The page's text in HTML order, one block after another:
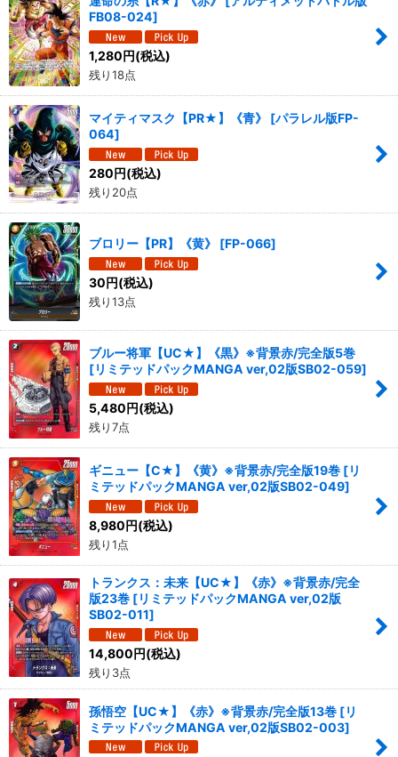
FB08-024]
1,280円(税込)
残り18点
マイティマスク【PR★】《青》 [パラレル版FP-
064]
280円(税込)
残り20点
ブロリー【PR】《黄》 [FP-066]
30円(税込)
残り13点
ブルー将軍【UC★】《黒》※背景赤/完全版5巻
[リミテッドパックMANGA ver,02版SB02-059]
5,480円(税込)
残り7点
ギニュー【C★】《黄》※背景赤/完全版19巻 [リ
ミテッドパックMANGA ver,02版SB02-049]
8,980円(税込)
残り1点
トランクス：未来【UC★】《赤》※背景赤/完全
版23巻 [リミテッドパックMANGA ver,02版
SB02-011]
14,800円(税込)
残り3点
孫悟空【UC★】《赤》※背景赤/完全版13巻 [リ
ミテッドパックMANGA ver,02版SB02-003]